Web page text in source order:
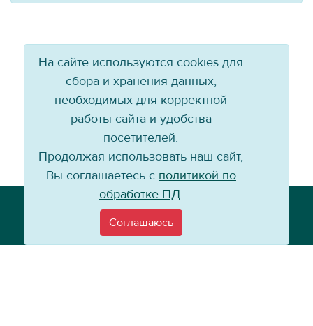
Email:info@baikal-energy.ru
На сайте используются cookies для
сбора и хранения данных,
необходимых для корректной
работы сайта и удобства
посетителей.
Продолжая использовать наш сайт,
Вы соглашаетесь с политикой по
обработке ПД.
Соглашаюсь